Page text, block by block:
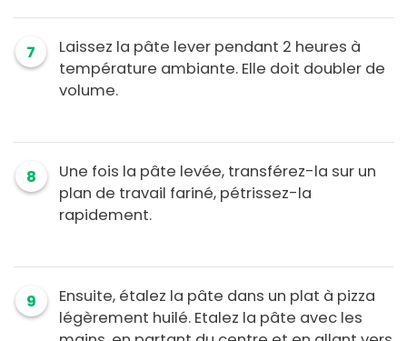
7
Laissez la pâte lever pendant 2 heures à
température ambiante. Elle doit doubler de
volume.
8
Une fois la pâte levée, transférez-la sur un
plan de travail fariné, pétrissez-la
rapidement.
9
Ensuite, étalez la pâte dans un plat à pizza
légèrement huilé. Etalez la pâte avec les